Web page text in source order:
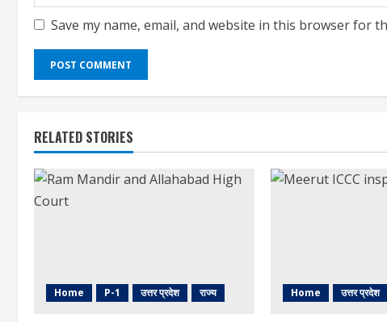
Save my name, email, and website in this browser for
RELATED STORIES
Home P-1 उत्तर प्रदेश राज्य Home उत्तर प्रदेश